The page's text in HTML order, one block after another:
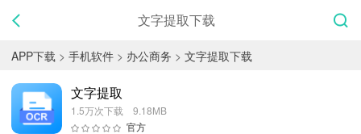
文字提取下载
APP下载 > 手机软件 > 办公商务 > 文字提取下载
文字提取
1.5万次下载 9.18MB
官方